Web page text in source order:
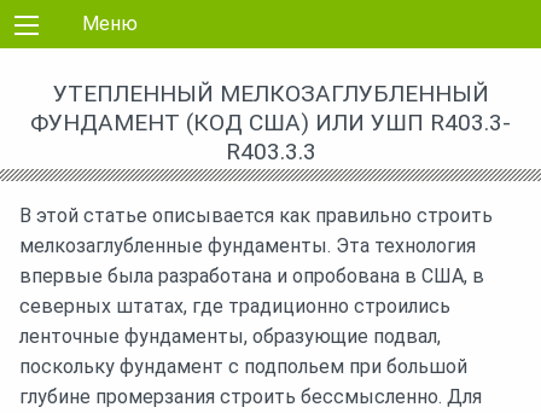
Перейти к контенту
Меню
УТЕПЛЕННЫЙ МЕЛКОЗАГЛУБЛЕННЫЙ
ФУНДАМЕНТ (КОД США) ИЛИ УШП R403.3-
R403.3.3
В этой статье описывается как правильно строить
мелкозаглубленные фундаменты. Эта технология
впервые была разработана и опробована в США, в
северных штатах, где традиционно строились
ленточные фундаменты, образующие подвал,
поскольку фундамент с подпольем при большой
глубине промерзания строить бессмысленно. Для